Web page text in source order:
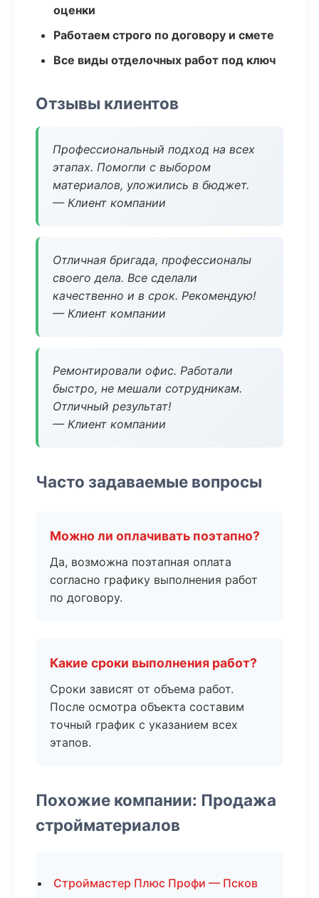
оценки
Работаем строго по договору и смете
Все виды отделочных работ под ключ
Отзывы клиентов
Профессиональный подход на всех
этапах. Помогли с выбором
материалов, уложились в бюджет.
— Клиент компании
Отличная бригада, профессионалы
своего дела. Все сделали
качественно и в срок. Рекомендую!
— Клиент компании
Ремонтировали офис. Работали
быстро, не мешали сотрудникам.
Отличный результат!
— Клиент компании
Часто задаваемые вопросы
Можно ли оплачивать поэтапно?
Да, возможна поэтапная оплата
согласно графику выполнения работ
по договору.
Какие сроки выполнения работ?
Сроки зависят от объема работ.
После осмотра объекта составим
точный график с указанием всех
этапов.
Похожие компании: Продажа
стройматериалов
Строймастер Плюс Профи — Псков